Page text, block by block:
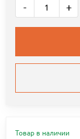
- +
Товар в наличии